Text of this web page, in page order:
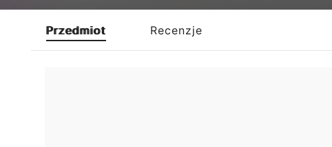
Przedmiot Recenzje